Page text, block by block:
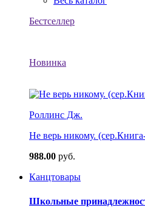
Бестселлер
Новинка
Роллинс Дж.
Не верь никому.
988.00 руб.
Канцтовары
Школьные